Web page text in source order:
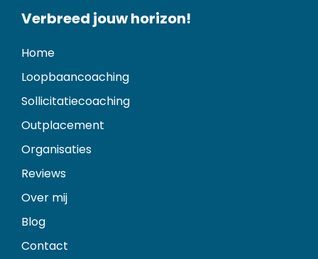
Verbreed jouw horizon!
Home
Loopbaancoaching
Sollicitatiecoaching
Outplacement
Organisaties
Reviews
Over mij
Blog
Contact